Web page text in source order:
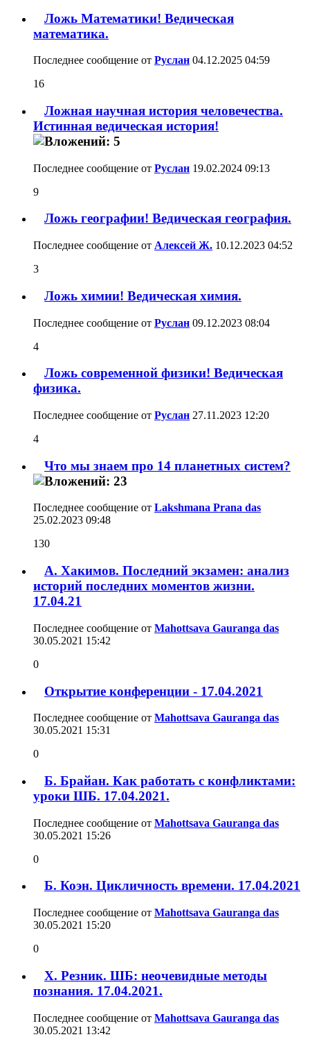
Ложь Математики! Ведическая
математика.
Последнее сообщение от Руслан 04.12.2025 04:59
16
Ложная научная история человечества.
Истинная ведическая история!
Последнее сообщение от Руслан 19.02.2024 09:13
9
Ложь географии! Ведическая география.
Последнее сообщение от Алексей Ж. 10.12.2023 04:52
3
Ложь химии! Ведическая химия.
Последнее сообщение от Руслан 09.12.2023 08:04
4
Ложь современной физики! Ведическая
физика.
Последнее сообщение от Руслан 27.11.2023 12:20
4
Что мы знаем про 14 планетных систем?
Последнее сообщение от Lakshmana Prana das
25.02.2023 09:48
130
А. Хакимов. Последний экзамен: анализ
историй последних моментов жизни.
17.04.21
Последнее сообщение от Mahottsava Gauranga das
30.05.2021 15:42
0
Открытие конференции - 17.04.2021
Последнее сообщение от Mahottsava Gauranga das
30.05.2021 15:31
0
Б. Брайан. Как работать с конфликтами:
уроки ШБ. 17.04.2021.
Последнее сообщение от Mahottsava Gauranga das
30.05.2021 15:26
0
Б. Коэн. Цикличность времени. 17.04.2021
Последнее сообщение от Mahottsava Gauranga das
30.05.2021 15:20
0
Х. Резник. ШБ: неочевидные методы
познания. 17.04.2021.
Последнее сообщение от Mahottsava Gauranga das
30.05.2021 13:42